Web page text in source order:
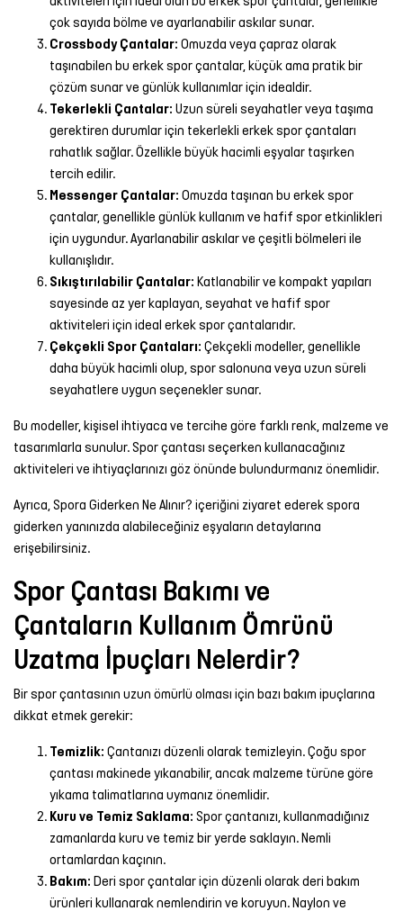
çok sayıda bölme ve ayarlanabilir askılar sunar.
Crossbody Çantalar: Omuzda veya çapraz olarak
taşınabilen bu erkek spor çantalar, küçük ama pratik bir
çözüm sunar ve günlük kullanımlar için idealdir.
Tekerlekli Çantalar: Uzun süreli seyahatler veya taşıma
gerektiren durumlar için tekerlekli erkek spor çantaları
rahatlık sağlar. Özellikle büyük hacimli eşyalar taşırken
tercih edilir.
Messenger Çantalar: Omuzda taşınan bu erkek spor
çantalar, genellikle günlük kullanım ve hafif spor etkinlikleri
için uygundur. Ayarlanabilir askılar ve çeşitli bölmeleri ile
kullanışlıdır.
Sıkıştırılabilir Çantalar: Katlanabilir ve kompakt yapıları
sayesinde az yer kaplayan, seyahat ve hafif spor
aktiviteleri için ideal erkek spor çantalarıdır.
Çekçekli Spor Çantaları: Çekçekli modeller, genellikle
daha büyük hacimli olup, spor salonuna veya uzun süreli
seyahatlere uygun seçenekler sunar.
Bu modeller, kişisel ihtiyaca ve tercihe göre farklı renk, malzeme ve
tasarımlarla sunulur. Spor çantası seçerken kullanacağınız
aktiviteleri ve ihtiyaçlarınızı göz önünde bulundurmanız önemlidir.
Ayrıca, Spora Giderken Ne Alınır? içeriğini ziyaret ederek spora
giderken yanınızda alabileceğiniz eşyaların detaylarına
erişebilirsiniz.
Spor Çantası Bakımı ve
Çantaların Kullanım Ömrünü
Uzatma İpuçları Nelerdir?
Bir spor çantasının uzun ömürlü olması için bazı bakım ipuçlarına
dikkat etmek gerekir:
Temizlik: Çantanızı düzenli olarak temizleyin. Çoğu spor
çantası makinede yıkanabilir, ancak malzeme türüne göre
yıkama talimatlarına uymanız önemlidir.
Kuru ve Temiz Saklama: Spor çantanızı, kullanmadığınız
zamanlarda kuru ve temiz bir yerde saklayın. Nemli
ortamlardan kaçının.
Bakım: Deri spor çantalar için düzenli olarak deri bakım
ürünleri kullanarak nemlendirin ve koruyun. Naylon ve